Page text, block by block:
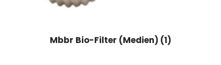
Mbbr Bio-Filter (Medien) (1)